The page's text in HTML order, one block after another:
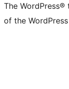
The
of the